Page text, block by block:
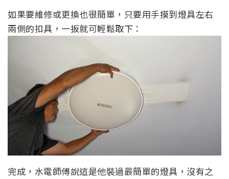
如果要維修或更換也很簡單，只要用手摸到燈具左右
兩側的扣具，一扳就可輕鬆取下：
完成，水電師傅說這是他裝過最簡單的燈具，沒有之